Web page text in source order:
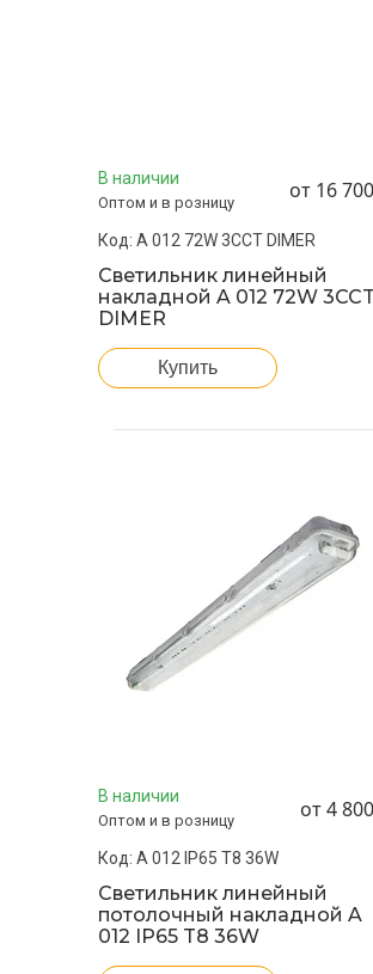
В наличии
Оптом и в розницу от 16
A 012 72W 3CCT DIMER
Светильник линейный
накладной A 012 72W 3CCT
DIMER
Купить
В наличии
Оптом и в розницу от 4
A 012 IP65 T8 36W
Светильник линейный
потолочный накладной A
012 IP65 T8 36W